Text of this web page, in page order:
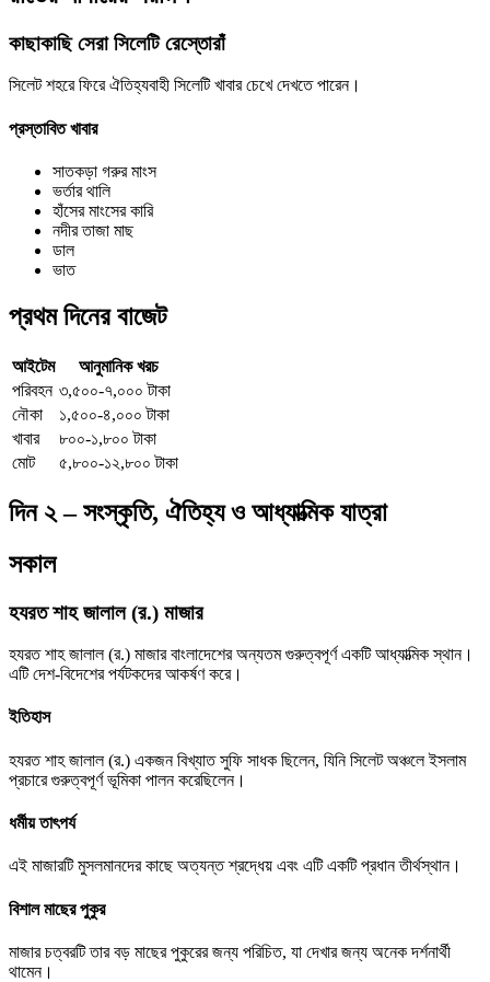
কাছাকাছি সেরা সিলেটি রেস্তোরাঁ
সিলেট শহরে ফিরে ঐতিহ্যবাহী সিলেটি খাবার চেখে দেখতে পারেন।
প্রস্তাবিত খাবার
সাতকড়া গরুর মাংস
ভর্তার থালি
হাঁসের মাংসের কারি
নদীর তাজা মাছ
ডাল
ভাত
প্রথম দিনের বাজেট
আইটেম
আনুমানিক খরচ
পরিবহন ৩,৫০০-৭,০০০ টাকা
নৌকা
১,৫০০-৪,০০০ টাকা
খাবার
৮০০-১,৮০০ টাকা
মোট
৫,৮০০-১২,৮০০ টাকা
দিন ২ – সংস্কৃতি, ঐতিহ্য ও আধ্যাত্মিক যাত্রা
সকাল
হযরত শাহ জালাল (র.) মাজার
হযরত শাহ জালাল (র.) মাজার বাংলাদেশের অন্যতম গুরুত্বপূর্ণ একটি আধ্যাত্মিক স্থান।
এটি দেশ-বিদেশের পর্যটকদের আকর্ষণ করে।
ইতিহাস
হযরত শাহ জালাল (র.) একজন বিখ্যাত সুফি সাধক ছিলেন, যিনি সিলেট অঞ্চলে ইসলাম
প্রচারে গুরুত্বপূর্ণ ভূমিকা পালন করেছিলেন।
ধর্মীয় তাৎপর্য
এই মাজারটি মুসলমানদের কাছে অত্যন্ত শ্রদ্ধেয় এবং এটি একটি প্রধান তীর্থস্থান।
বিশাল মাছের পুকুর
মাজার চত্বরটি তার বড় মাছের পুকুরের জন্য পরিচিত, যা দেখার জন্য অনেক দর্শনার্থী
থামেন।